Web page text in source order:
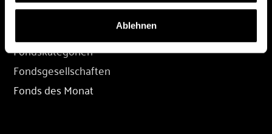
Ablehnen
FONDS
Fondskategorien
Fondsgesellschaften
Fonds des Monat